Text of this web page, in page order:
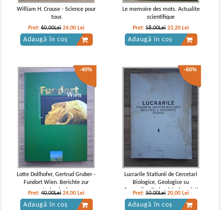
William H. Crouse - Science pour
tous
Pret:60,00Lei 24,00 Lei
Adaugă în coș
Le memoire des mots. Actualite
scientifique
Pret:58,00Lei 23,20 Lei
Adaugă în coș
-40%
Lotte Dollhofer, Gertrud Gruber -
Fundort Wien. Berichte zur
Archaologie
Pret:40,00Lei 24,00 Lei
Adaugă în coș
-60%
Lucrarile Statiunii de Cercetari
Biologice, Geologice su
Geografice Stejarul (volumul 1)
Pret:50,00Lei 20,00 Lei
Adaugă în coș